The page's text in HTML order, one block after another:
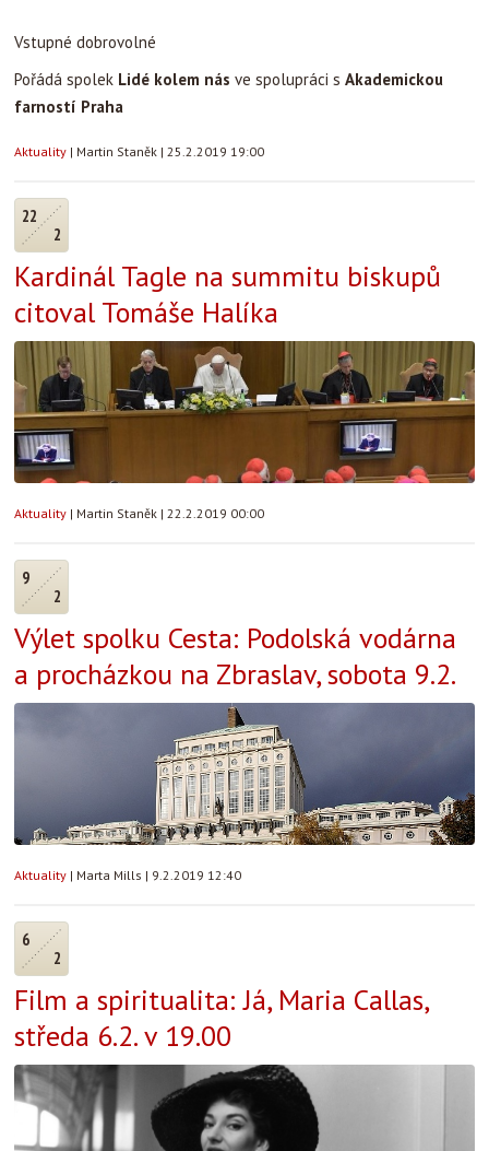
Vstupné dobrovolné
Pořádá spolek Lidé kolem nás ve spolupráci s Akademickou
farností Praha
Aktuality | Martin Staněk | 25.2.2019 19:00
22
2
Kardinál Tagle na summitu biskupů
citoval Tomáše Halíka
Aktuality | Martin Staněk | 22.2.2019 00:00
9
2
Výlet spolku Cesta: Podolská vodárna
a procházkou na Zbraslav, sobota 9.2.
Aktuality | Marta Mills | 9.2.2019 12:40
6
2
Film a spiritualita: Já, Maria Callas,
středa 6.2. v 19.00